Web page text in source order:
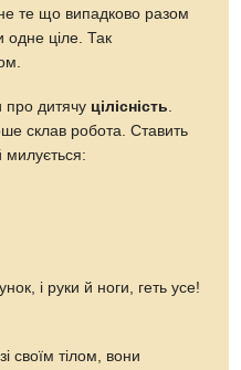
те що випадково разом
одне ціле. Так
про дитячу цілісність.
склав робота. Ставить
милується:
і руки й ноги, геть усе!
своїм тілом, вони